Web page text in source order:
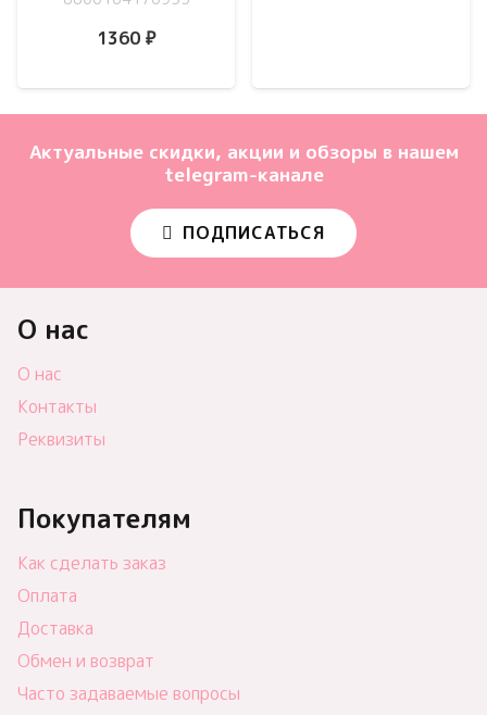
1360 ₽
Актуальные скидки, акции и обзоры в нашем
telegram-канале
ПОДПИСАТЬСЯ
О нас
О нас
Контакты
Реквизиты
Покупателям
Как сделать заказ
Оплата
Доставка
Обмен и возврат
Часто задаваемые вопросы